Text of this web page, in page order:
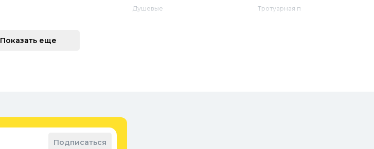
Душевые
Тротуарная плитка
Показать еще
Подписаться